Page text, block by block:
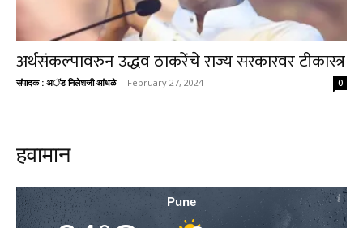
अर्थसंकल्पावरुन उद्धव ठाकरेंचे राज्य सरकारवर टीकास्त्र
संपादक : अॅड निलेशजी आंधळे - February 27, 2024 0
हवामान
Pune